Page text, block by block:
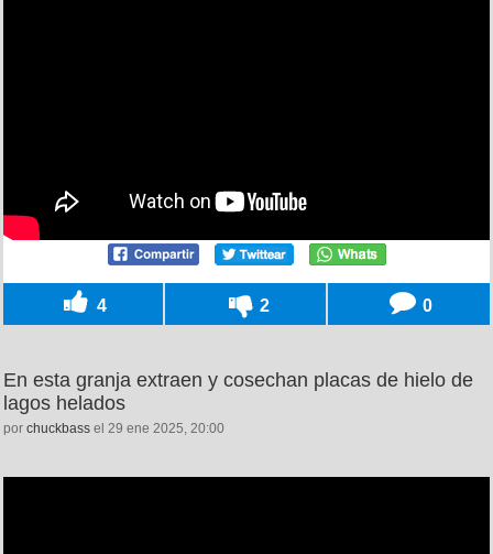
4 2 0
En esta granja extraen y cosechan placas de hielo de
lagos helados
por chuckbass el 29 ene 2025, 20:00